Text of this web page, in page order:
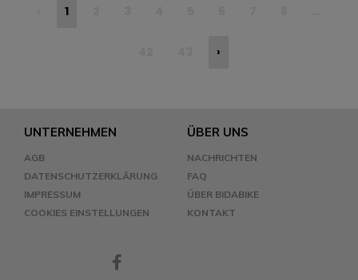
1
›
UNTERNEHMEN
AGB
DATENSCHUTZERKLÄRUNG
IMPRESSUM
COOKIES EINSTELLUNGEN
ÜBER UNS
NACHRICHTEN
FAQ
ÜBER BIDABIKE
KONTAKT